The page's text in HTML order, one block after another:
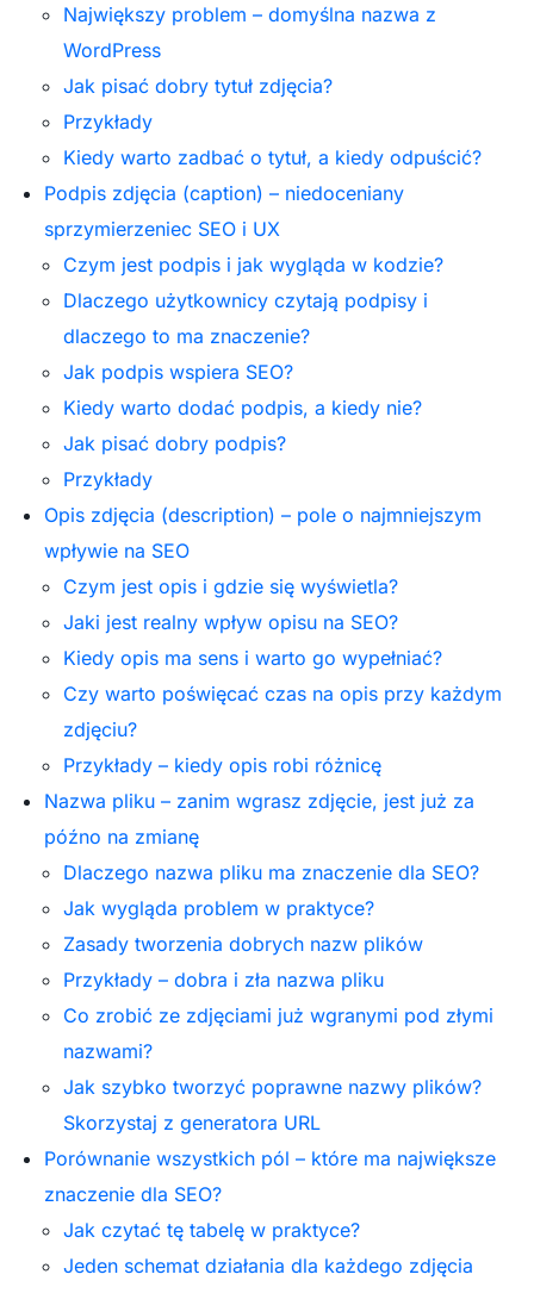
Największy problem – domyślna nazwa z
WordPress
Jak pisać dobry tytuł zdjęcia?
Przykłady
Kiedy warto zadbać o tytuł, a kiedy odpuścić?
Podpis zdjęcia (caption) – niedoceniany
sprzymierzeniec SEO i UX
Czym jest podpis i jak wygląda w kodzie?
Dlaczego użytkownicy czytają podpisy i
dlaczego to ma znaczenie?
Jak podpis wspiera SEO?
Kiedy warto dodać podpis, a kiedy nie?
Jak pisać dobry podpis?
Przykłady
Opis zdjęcia (description) – pole o najmniejszym
wpływie na SEO
Czym jest opis i gdzie się wyświetla?
Jaki jest realny wpływ opisu na SEO?
Kiedy opis ma sens i warto go wypełniać?
Czy warto poświęcać czas na opis przy każdym
zdjęciu?
Przykłady – kiedy opis robi różnicę
Nazwa pliku – zanim wgrasz zdjęcie, jest już za
późno na zmianę
Dlaczego nazwa pliku ma znaczenie dla SEO?
Jak wygląda problem w praktyce?
Zasady tworzenia dobrych nazw plików
Przykłady – dobra i zła nazwa pliku
Co zrobić ze zdjęciami już wgranymi pod złymi
nazwami?
Jak szybko tworzyć poprawne nazwy plików?
Skorzystaj z generatora URL
Porównanie wszystkich pól – które ma największe
znaczenie dla SEO?
Jak czytać tę tabelę w praktyce?
Jeden schemat działania dla każdego zdjęcia